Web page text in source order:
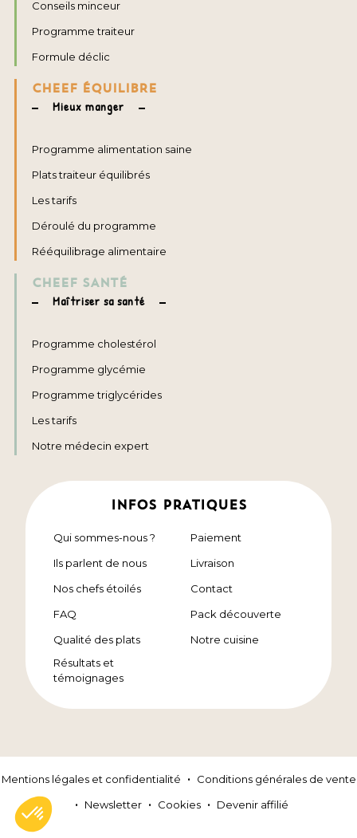
Conseils minceur
Programme traiteur
Formule déclic
CHEEF ÉQUILIBRE
Mieux manger
Programme alimentation saine
Plats traiteur équilibrés
Les tarifs
Déroulé du programme
Rééquilibrage alimentaire
CHEEF SANTÉ
Maîtriser sa santé
Programme cholestérol
Programme glycémie
Programme triglycérides
Les tarifs
Notre médecin expert
INFOS PRATIQUES
Qui sommes-nous ?
Ils parlent de nous
Nos chefs étoilés
FAQ
Qualité des plats
Résultats et
témoignages
Paiement
Livraison
Contact
Pack découverte
Notre cuisine
Mentions légales et confidentialité
Conditions générales de vente
Newsletter
Cookies Devenir affilié